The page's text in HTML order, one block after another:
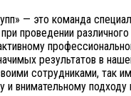
— это команда
проведении
результатов в
сотрудниками, так
и внимательному подходу